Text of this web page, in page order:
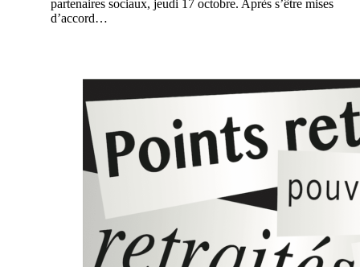
partenaires sociaux, jeudi 17 octobre. Après s’être mises
d’accord…